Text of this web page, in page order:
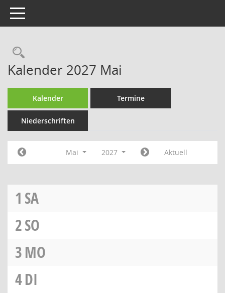
Toggle navigation
Rechercheauswahl
Kalender 2027 Mai
Kalender Termine
Niederschriften
Mai 2027 Aktuell
1 SA
2SO
3MO
4DI